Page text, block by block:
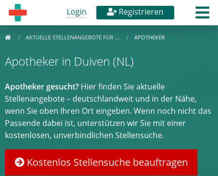
Login Registrieren
AKTUELLE STELLENANGEBOTE FÜR … APOTHEKER
Apotheker in Duiven (NL)
Apotheker gesucht? Hier finden Sie aktuelle
Stellenangebote – deutschlandweit und in der Nähe,
wenn Sie oben Ihren Ort eingeben. Wenn noch nicht das
Passende dabei ist, unterstützen wir Sie mit einer
kostenlosen, unverbindlichen Stellensuche.
Kostenlos Stellensuche beauftragen